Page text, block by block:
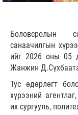
Боловсролын
санаачилгын
ийг 2026 оны 05
Жанжин
Тус өдөрлөгт
хүрээний
их сургууль,